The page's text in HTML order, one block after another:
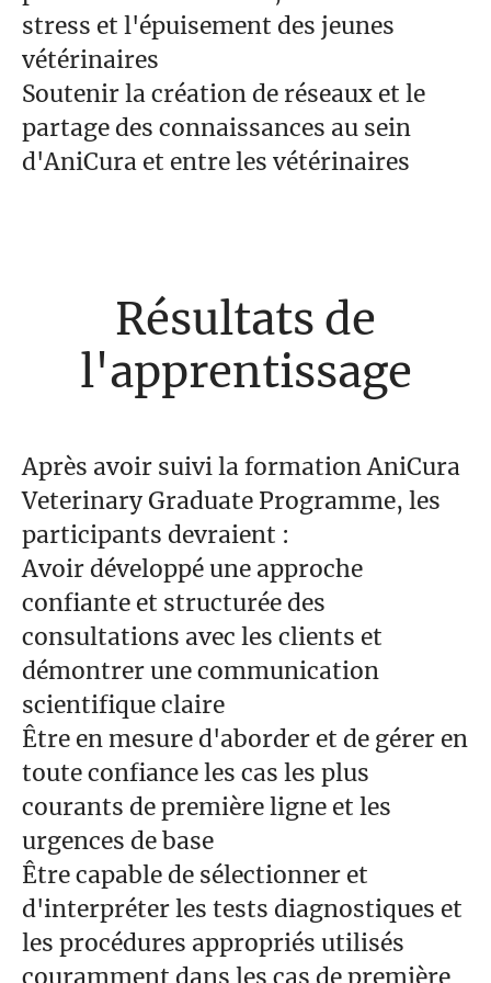
stress et l'épuisement des jeunes
vétérinaires
Soutenir la création de réseaux et le
partage des connaissances au sein
d'AniCura et entre les vétérinaires
Résultats de
l'apprentissage
Après avoir suivi la formation AniCura
Veterinary Graduate Programme, les
participants devraient :
Avoir développé une approche
confiante et structurée des
consultations avec les clients et
démontrer une communication
scientifique claire
Être en mesure d'aborder et de gérer en
toute confiance les cas les plus
courants de première ligne et les
urgences de base
Être capable de sélectionner et
d'interpréter les tests diagnostiques et
les procédures appropriés utilisés
couramment dans les cas de première